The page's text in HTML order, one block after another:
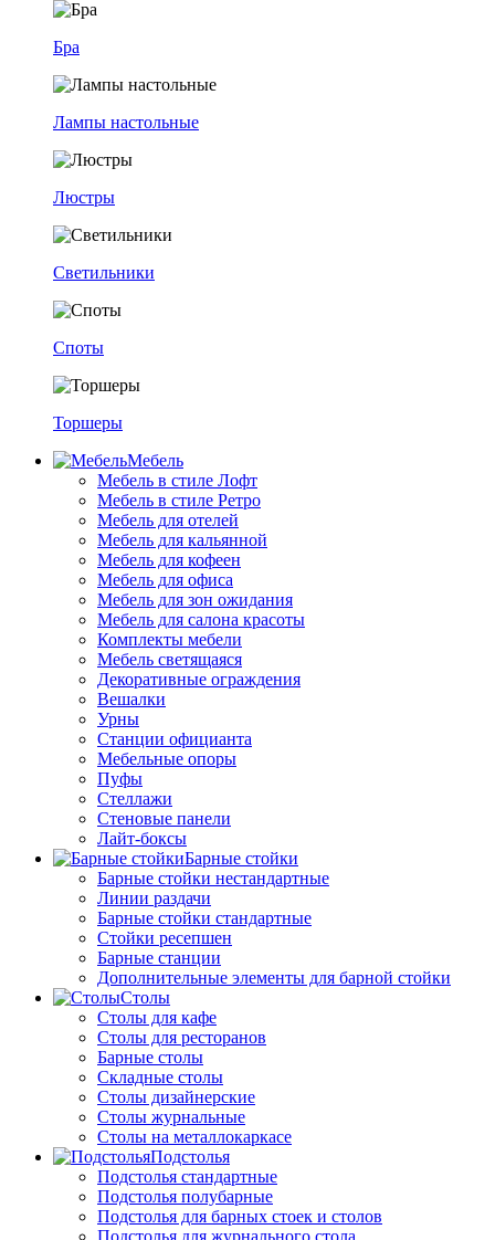
Бра
Лампы настольные
Люстры
Светильники
Споты
Торшеры
Мебель
Мебель в стиле Лофт
Мебель в стиле Ретро
Мебель для отелей
Мебель для кальянной
Мебель для кофеен
Мебель для офиса
Мебель для зон ожидания
Мебель для салона красоты
Комплекты мебели
Мебель светящаяся
Декоративные ограждения
Вешалки
Урны
Станции официанта
Мебельные опоры
Пуфы
Стеллажи
Стеновые панели
Лайт-боксы
Барные стойки
Барные стойки нестандартные
Линии раздачи
Барные стойки стандартные
Стойки ресепшен
Барные станции
Дополнительные элементы для барной стойки
Столы
Столы для кафе
Столы для ресторанов
Барные столы
Складные столы
Столы дизайнерские
Столы журнальные
Столы на металлокаркасе
Подстолья
Подстолья стандартные
Подстолья полубарные
Подстолья для барных стоек и столов
Подстолья для журнального стола